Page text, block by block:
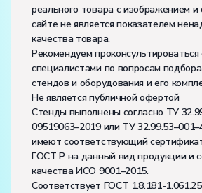
реального товара с изображением и
сайте не является показателем
качества товара.
Рекомендуем
специалистами по вопросам
стендов и оборудования и его
Не является публичной офертой
Стенды выполнены согласно ТУ
09519063–2019 или ТУ
имеют соответствующий
ГОСТ Р на данный вид продукции и
качества ИСО 9001–2015.
Соответствует ГОСТ 1.8.181-1.061.25